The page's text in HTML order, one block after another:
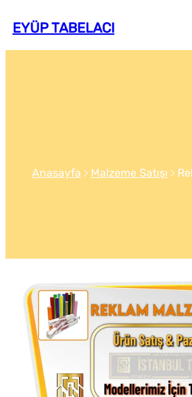
EYÜP TABELACI
Anasayfa Malzeme Satışı